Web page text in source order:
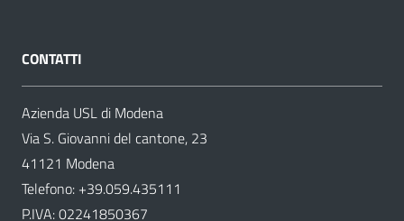
CONTATTI
Azienda USL di Modena
Via S. Giovanni del cantone, 23
41121 Modena
Telefono: +39.059.435111
P.IVA: 02241850367